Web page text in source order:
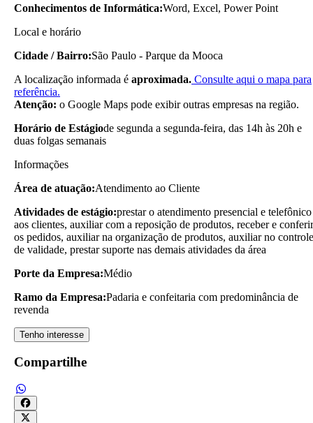
Conhecimentos de Informática:Word, Excel, Power Point
Local e horário
Cidade / Bairro:São Paulo - Parque da Mooca
A localização informada é aproximada. Consulte aqui o mapa para
referência.
Atenção: o Google Maps pode exibir outras empresas na região.
Horário de Estágiode segunda a segunda-feira, das 14h às 20h e
duas folgas semanais
Informações
Área de atuação:Atendimento ao Cliente
Atividades de estágio:prestar o atendimento presencial e telefônico
aos clientes, auxiliar com a reposição de produtos, receber e conferir
os pedidos, auxiliar na organização de produtos, auxiliar no controle
de validade, prestar suporte nas demais atividades da área
Porte da Empresa:Médio
Ramo da Empresa:Padaria e confeitaria com predominância de
revenda
Tenho interesse
Compartilhe